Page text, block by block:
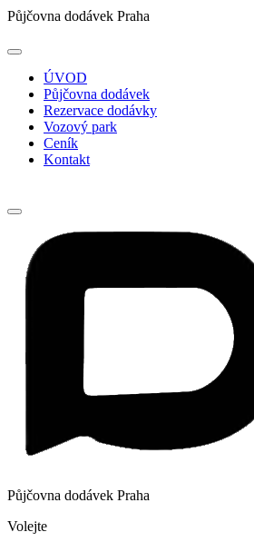
Půjčovna dodávek Praha
ÚVOD
Půjčovna dodávek
Rezervace dodávky
Vozový park
Ceník
Kontakt
Půjčovna dodávek Praha
Volejte